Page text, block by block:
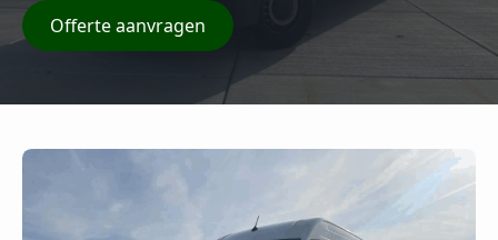
Offerte aanvragen